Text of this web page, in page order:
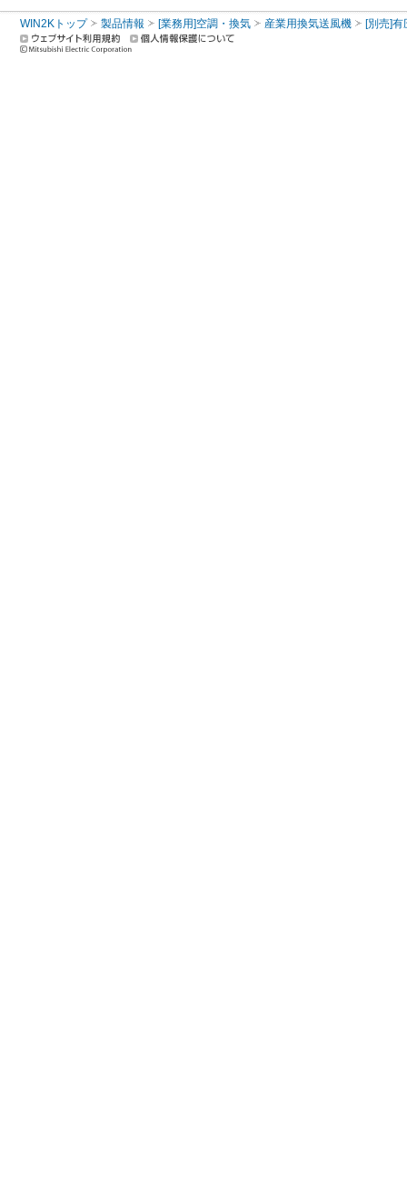
WIN2Kトップ 製品情報 [業務用]空調・換気 産業用換気送風機 [別売]有